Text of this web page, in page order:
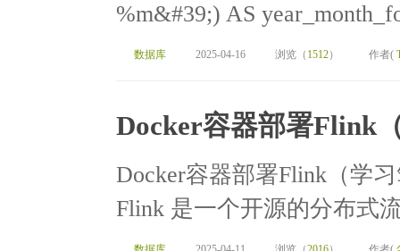
%m&#39;) AS
数据库 2025-04-16 浏览（ 1512） 作者(
Docker容器部署Flink
Docker容器部署Flink（学
Flink 是一个开源的分布式